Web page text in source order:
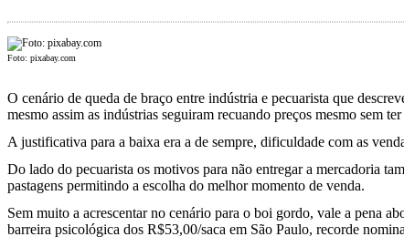
Foto: pixabay.com
O cenário de queda de braço entre indústria e pecuarista que
mesmo assim as indústrias seguiram recuando preços mesmo sem
A justificativa para a baixa era a de sempre, dificuldade com as
Do lado do pecuarista os motivos para não entregar a mercadoria
pastagens permitindo a escolha do melhor momento de venda.
Sem muito a acrescentar no cenário para o boi gordo, vale a pena
barreira psicológica dos R$53,00/saca em São Paulo, recorde